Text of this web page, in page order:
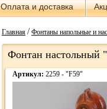
Оплата и доставка
Главная/Фонтаны напольные и
Фонтан настольный
Артикул: 2259 - "F59"